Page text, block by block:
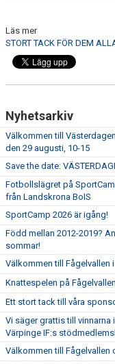
Läs mer
STORT TACK FÖR DEM
Nyhetsarkiv
Välkommen till
den 29 augusti, 10-15
Save the date:
Fotbollslägret på
från Landskrona BoIS
SportCamp 2026 är igång!
Född mellan 2012-2019?
sommar!
Välkommen till Fågelvallen
Knattespelen på
Ett stort tack till våra
Vi säger grattis till
Värpinge IF:s
Välkommen till